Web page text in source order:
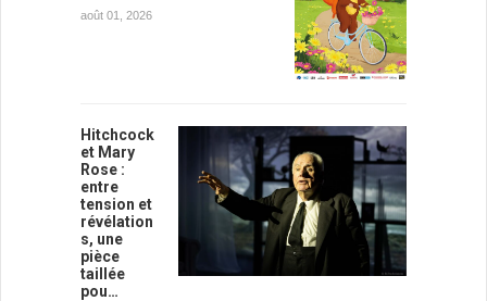
août 01, 2026
Hitchcock
et Mary
Rose :
entre
tension et
révélation
s, une
pièce
taillée
pou…